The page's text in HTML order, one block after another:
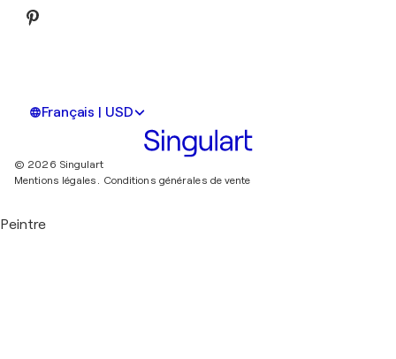
Français | USD
© 2026 Singulart
Mentions légales.
Conditions générales de vente
Peintre